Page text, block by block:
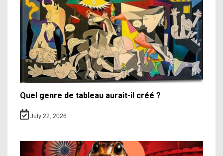
Quel genre de tableau aurait-il créé ?
July 22, 2026